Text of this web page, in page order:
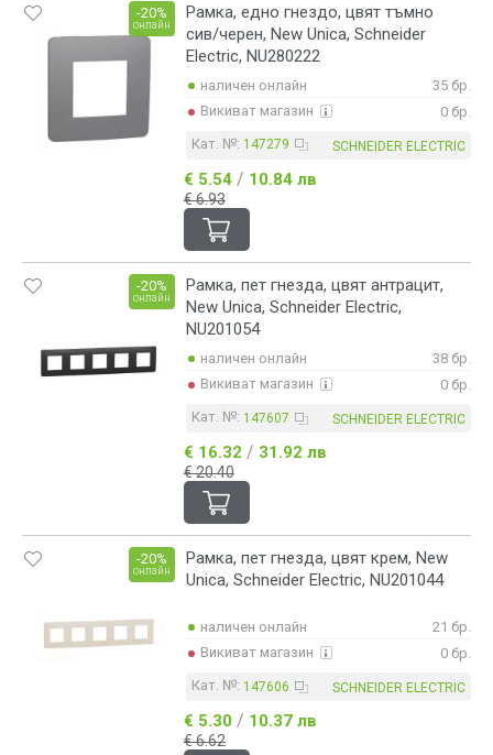
Рамка, едно гнездо, цвят тъмно
сив/черен, New Unica, Schneider
Electric, NU280222
-20%
онлайн
наличен онлайн
35 бр.
Викиват магазин
0 бр.
Кат. №: 147279 SCHNEIDER ELECTRIC
€ 5.54 / 10.84 лв
€ 6.93
Рамка, пет гнезда, цвят антрацит,
New Unica, Schneider Electric,
NU201054
-20%
онлайн
наличен онлайн
38 бр.
Викиват магазин
0 бр.
Кат. №: 147607 SCHNEIDER ELECTRIC
€ 16.32 / 31.92 лв
€ 20.40
Рамка, пет гнезда, цвят крем, New
Unica, Schneider Electric, NU201044
-20%
онлайн
наличен онлайн
21 бр.
Викиват магазин
0 бр.
Кат. №: 147606 SCHNEIDER ELECTRIC
€ 5.30 / 10.37 лв
€ 6.62